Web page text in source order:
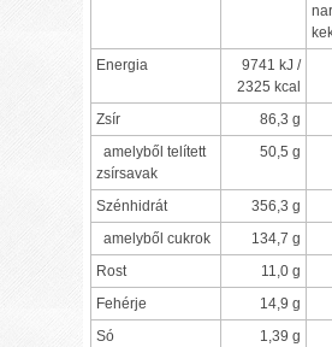
Energia
9741 kJ /
2325 kcal
Zsír 86,3 g
amelyből telített
zsírsavak
50,5 g
Szénhidrát 356,3 g
amelyből cukrok
134,7 g
Rost
11,0 g
Fehérje
14,9 g
Só
1,39 g